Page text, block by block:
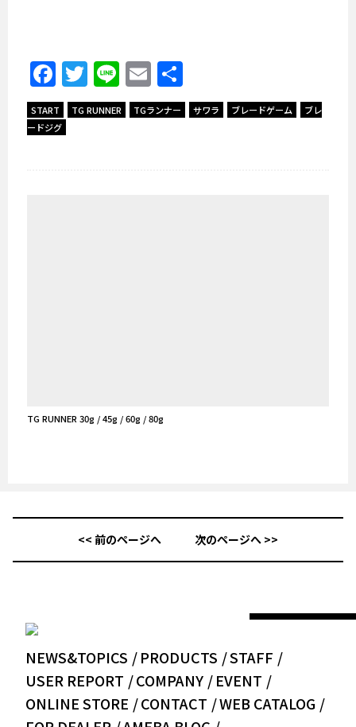
Facebook
Twitter
LineEmail
有
START TG RUNNER TGランナー サワラ ブレードゲーム
ブレ
ードジグ
TG RUNNER 30g / 45g / 60g / 80g
<< 前のページへ 次のページへ >>
NEWS&TOPICS PRODUCTS
STAFF
USER REPORT
COMPANY
EVENT
ONLINE STORE
CONTACT
WEB CATALOG